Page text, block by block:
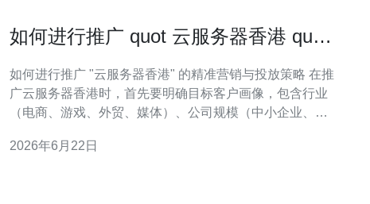
如何进行推广 quot 云服务器香港 quot
如何进行推广 "云服务器香港" 的精准营销与投放策略 在推
广云服务器香港时，首先要明确目标客户画像，包含行业
（电商、游戏、外贸、媒体）、公司规模（中小企业、初
精准的受众画像是后续投放定位和内容创作的基础。 关键
2026年6月22日